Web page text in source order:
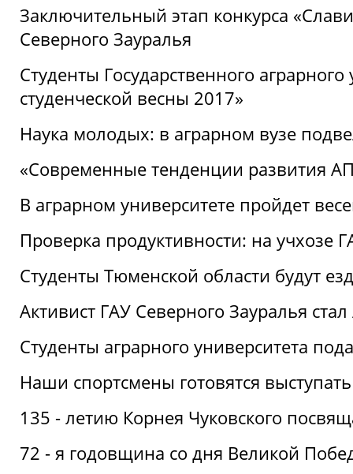
Заключительный этап конкурса
Северного Зауралья
Студенты Государственного
студенческой весны 2017»
Наука молодых: в аграрном вузе
«Современные тенденции развития
В аграрном университете пройдет
Проверка продуктивности: на учхозе
Студенты Тюменской области будут
Активист ГАУ Северного Зауралья
Студенты аграрного университета
Наши спортсмены готовятся
135 - летию Корнея Чуковского
72 - я годовщина со дня Великой